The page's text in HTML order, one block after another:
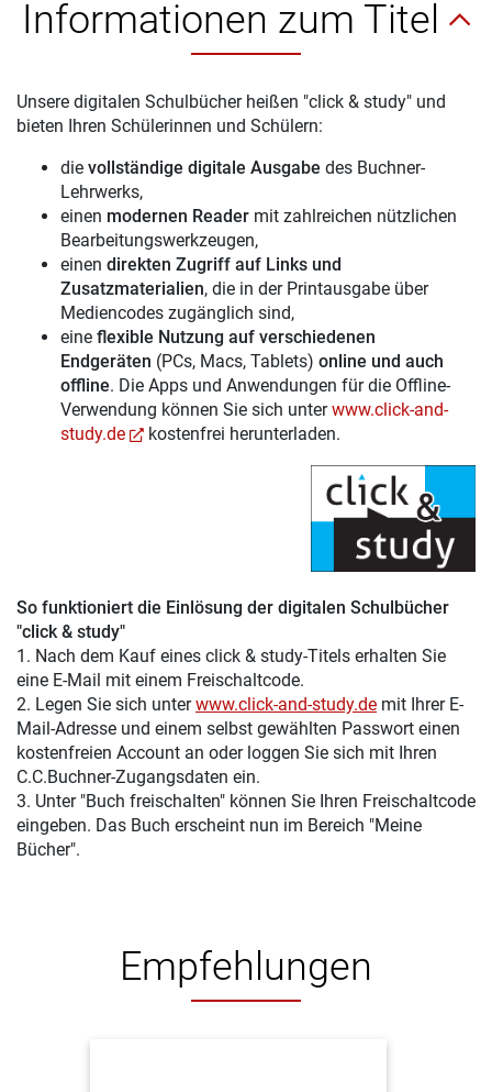
Informationen zum Titel
Unsere digitalen Schulbücher heißen "click & study" und
bieten Ihren Schülerinnen und Schülern:
die vollständige digitale Ausgabe des Buchner-
Lehrwerks,
einen modernen Reader mit zahlreichen nützlichen
Bearbeitungswerkzeugen,
einen direkten Zugriff auf Links und
Zusatzmaterialien, die in der Printausgabe über
Mediencodes zugänglich sind,
eine flexible Nutzung auf verschiedenen
Endgeräten (PCs, Macs, Tablets) online und auch
offline. Die Apps und Anwendungen für die Offline-
Verwendung können Sie sich unterwww.click-and-
study.de
kostenfrei herunterladen.
So funktioniert die Einlösung der digitalen Schulbücher
"click & study"
1. Nach dem Kauf eines click & study-Titels erhalten Sie
eine E-Mail mit einem Freischaltcode.
2. Legen Sie sich unterwww.click-and-study.de mit Ihrer E-
Mail-Adresse und einem selbst gewählten Passwort einen
kostenfreien Account an oder loggen Sie sich mit Ihren
C.C.Buchner-Zugangsdaten ein.
3. Unter "Buch freischalten" können Sie Ihren Freischaltcode
eingeben. Das Buch erscheint nun im Bereich "Meine
Bücher".
Empfehlungen